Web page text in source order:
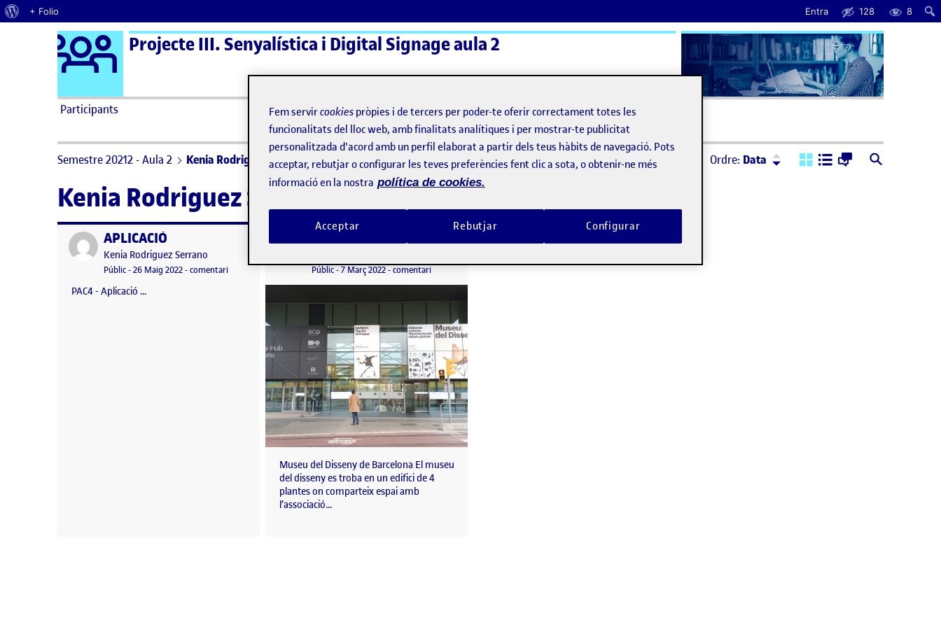
Quant al WordPress
+ Folio Entra 128 8
Saltar al contingut Logo Ágora
Projecte III. Senyalística i Digital Signage aula 2
Participants ActiFolios Ajuda
Semestre 20212 - Aula 2 Kenia Rodriguez Serrano Ordre: Data Ordre: Descendent
Kenia Rodriguez Serrano
Publicat perAPLICACIÓ
Publicat per
Kenia Rodriguez Serrano
Visibilitat:
Públic-Data de publicació
26 Maig 202227 maig, 2022 8:49 pm
-comentariel APLICACIÓ
PAC4 - Aplicació …
DESCOBRIR LA SENYALÍSTICA: Museu de Disseny Barcelona
Visibilitat:
Públic-Data de publicació
7 Març 2022-comentariel DESCOBRIR LA SENYALÍSTICA: Museu de Disseny Barcelona
Museu del Disseny de Barcelona El museu
del disseny es troba en un edifici de 4
plantes on comparteix espai amb
l’associació…
Fem servircookies pròpies i de tercers per poder-te oferir correctament totes les
funcionalitats del lloc web, amb finalitats analítiques i per mostrar-te publicitat
personalitzada d'acord amb un perfil elaborat a partir dels teus hàbits de navegació. Pots
acceptar, rebutjar o configurar les teves preferències fent clic a sota, o obtenir-ne més
informació en la nostra política de cookies.
Rebutjar
Acceptar Configurar